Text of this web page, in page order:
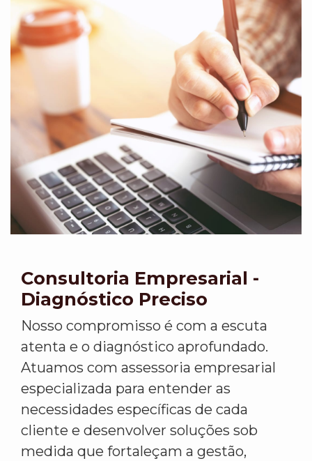
Consultoria Empresarial -
Diagnóstico Preciso
Nosso compromisso é com a escuta
atenta e o diagnóstico aprofundado.
Atuamos com assessoria empresarial
especializada para entender as
necessidades específicas de cada
cliente e desenvolver soluções sob
medida que fortaleçam a gestão,